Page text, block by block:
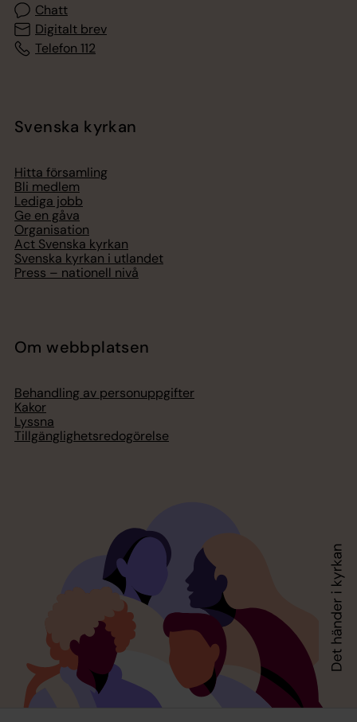
Chatt
Digitalt brev
Telefon 112
Svenska kyrkan
Hitta församling
Bli medlem
Lediga jobb
Ge en gåva
Organisation
Act Svenska kyrkan
Svenska kyrkan i utlandet
Press – nationell nivå
Om webbplatsen
Behandling av personuppgifter
Kakor
Lyssna
Tillgänglighetsredogörelse